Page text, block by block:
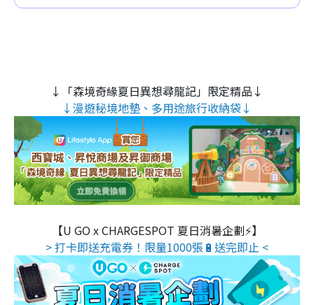
↓「森境奇緣夏日異想尋龍記」限定精品↓
↓漫遊秘境地墊、多用途旅行收納袋↓
【U GO x CHARGESPOT 夏日消暑企劃⚡】
> 打卡即送充電券！限量1000張🔋送完即止 <